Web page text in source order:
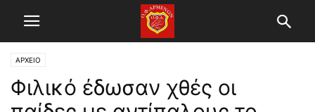
ΑΡΧΕΙΟ
Φιλικό έδωσαν χθές οι